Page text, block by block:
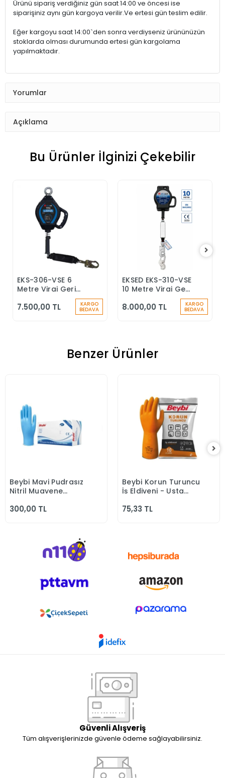
Ürünü sipariş verdiğiniz gün saat 14:00 ve öncesi ise
siparişiniz aynı gün kargoya verilir.Ve ertesi gün teslim edilir.
Eğer kargoyu saat 14:00`den sonra verdiyseniz ürününüzün
stoklarda olması durumunda ertesi gün kargolama
yapılmaktadır.
Yorumlar
Açıklama
Bu Ürünler İlginizi Çekebilir
Sepete Ekle
EKS-306-VSE 6
Metre Viraj Geri
Durdurucu Keskin
7.500,00 TL KARGO
BEDAVA
Sepete Ekle
EKSED EKS-310-VSE
10 Metre Viraj Geri
Durdurucu
8.000,00 TL KARGO
BEDAVA
Benzer Ürünler
Sepete Ekle
Beybi Mavi Pudrasız
Nitril Muayene
300,00 TL
Sepete Ekle
Beybi Korun Turuncu
İş Eldiveni - Usta
75,33 TL
Güvenli Alışveriş
Tüm alışverişlerinizde güvenle ödeme sağlayabilirsiniz.